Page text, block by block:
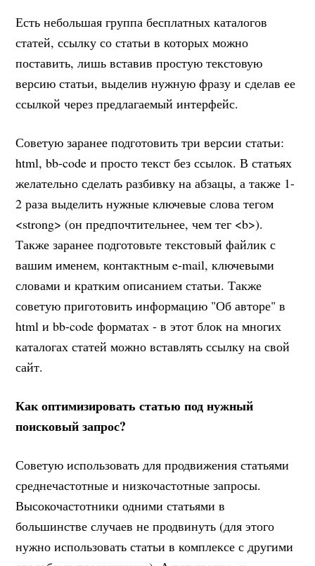
Есть небольшая группа бесплатных каталогов
статей, ссылку со статьи в которых можно
поставить, лишь вставив простую текстовую
версию статьи, выделив нужную фразу и сделав ее
ссылкой через предлагаемый интерфейс.
Советую заранее подготовить три версии статьи:
html, bb-code и просто текст без ссылок. В статьях
желательно сделать разбивку на абзацы, а также 1-
2 раза выделить нужные ключевые слова тегом
<strong> (он предпочтительнее, чем тег <b>).
Также заранее подготовьте текстовый файлик с
вашим именем, контактным e-mail, ключевыми
словами и кратким описанием статьи. Также
советую приготовить информацию "Об авторе" в
html и bb-code форматах - в этот блок на многих
каталогах статей можно вставлять ссылку на свой
сайт.
Как оптимизировать статью под нужный
поисковый запрос?
Советую использовать для продвижения статьями
среднечастотные и низкочастотные запросы.
Высокочастотники одними статьями в
большинстве случаев не продвинуть (для этого
нужно использовать статьи в комплексе с другими